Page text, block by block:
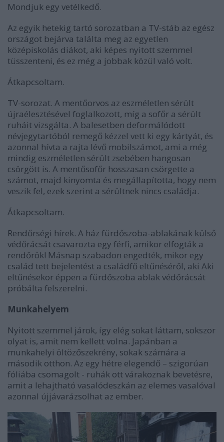
Mondjuk egy vetélkedő.
Az egyik hetekig tartó sorozatban a TV-stáb az egész
országot bejárva találta meg az egyetlen
középiskolás diákot, aki képes nyitott szemmel
tüsszenteni, és ez még a jobbak közül való volt.
Átkapcsoltam.
TV-sorozat. A mentőorvos az eszméletlen sérült
újraélesztésével foglalkozott, míg a sofőr a sérült
ruháit vizsgálta. A balesetben deformálódott
névjegytartóból remegő kézzel vett ki egy kártyát, és
azonnal hívta a rajta lévő mobilszámot, ami a még
mindig eszméletlen sérült zsebében hangosan
csörgött is. A mentősofőr hosszasan csörgette a
számot, majd kinyomta és megállapította, hogy nem
veszik fel, ezek szerint a sérültnek nincs családja.
Átkapcsoltam.
Rendőrségi hírek. A ház fürdőszoba-ablakának külső
védőrácsát csavarozta egy férfi, amikor elfogták a
rendőrök! Másnap szabadon engedték, mikor egy
család tett bejelentést a családfő eltűnéséről, aki Aki
eltűnésekor éppen a fürdőszoba ablak védőrácsát
próbálta felszerelni.
Munkahelyem
Nyitott szemmel járok, így elég sokat láttam, sokszor
olyat is, amit nem kellett volna. Japánban a
munkahelyi öltözőszekrény, sokak számára a
második otthon. Az egy hétre elegendő – szigorúan
fóliába csomagolt - ruhák ott várakoznak bevetésre,
amit a lehajtható vasalódeszkán az elemes vasalóval
azonnal újjávarázsolhat az ember.